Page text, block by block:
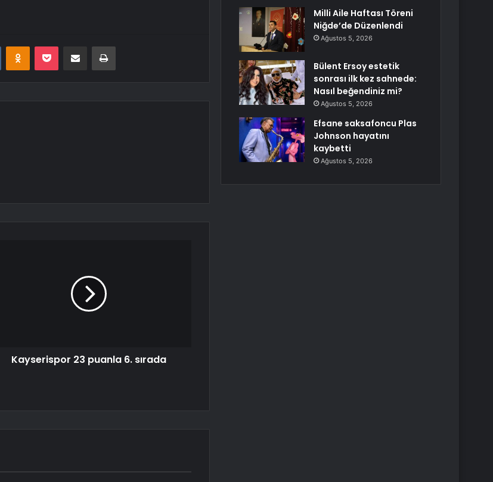
VKontakteOdnoklassniki
Pocket E-Posta ile paylaş Yazdır
Kayserispor 23 puanla 6. sırada
Milli Aile Haftası Töreni
Niğde’de Düzenlendi
Ağustos 5, 2026
Bülent Ersoy estetik
sonrası ilk kez sahnede:
Nasıl beğendiniz mi?
Ağustos 5, 2026
Efsane saksafoncu Plas
Johnson hayatını
kaybetti
Ağustos 5, 2026